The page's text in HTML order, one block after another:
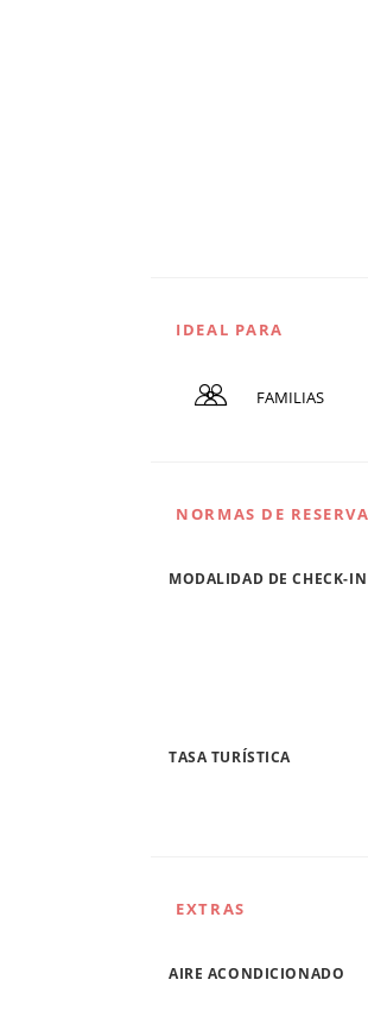
IDEAL PARA
FAMILIAS
NORMAS DE RESERVA
MODALIDAD DE CHECK-IN
TASA TURÍSTICA
EXTRAS
AIRE ACONDICIONADO